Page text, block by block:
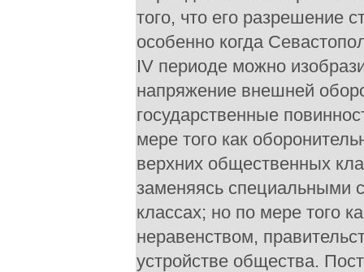
того, что его разрешение
особенно когда
IV периоде можно
напряжение внешней
государственные
мере того как
верхних общественных
заменяясь специальными
классах; но по мере того
неравенством,
устройстве общества.